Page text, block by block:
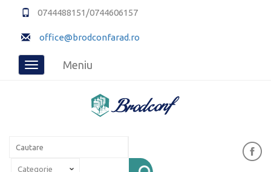
0744488151/0744606157
office@brodconfarad.ro
Toggle
Meniu